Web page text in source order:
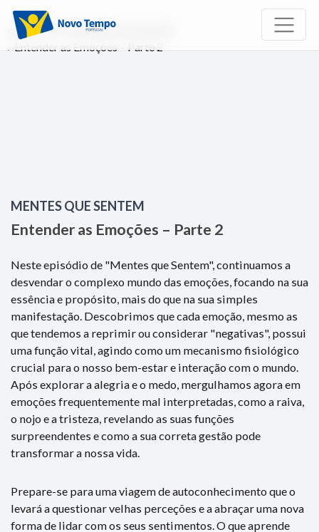
Início TV
Mentes que Sentem
Entender as Emoções – Parte 2
MENTES QUE SENTEM
Entender as Emoções – Parte 2
Neste episódio de "Mentes que Sentem", continuamos a
desvendar o complexo mundo das emoções, focando na sua
essência e propósito, mais do que na sua simples
manifestação. Descobrimos que cada emoção, mesmo as
que tendemos a reprimir ou considerar "negativas", possui
uma função vital, agindo como um mecanismo fisiológico
crucial para o nosso bem-estar e interação com o mundo.
Após explorar a alegria e o medo, mergulhamos agora em
emoções frequentemente mal interpretadas, como a raiva,
o nojo e a tristeza, revelando as suas funções
surpreendentes e como a sua correta gestão pode
transformar a nossa vida.
Prepare-se para uma viagem de autoconhecimento que o
levará a questionar velhas perceções e a abraçar uma nova
forma de lidar com os seus sentimentos. O que aprende